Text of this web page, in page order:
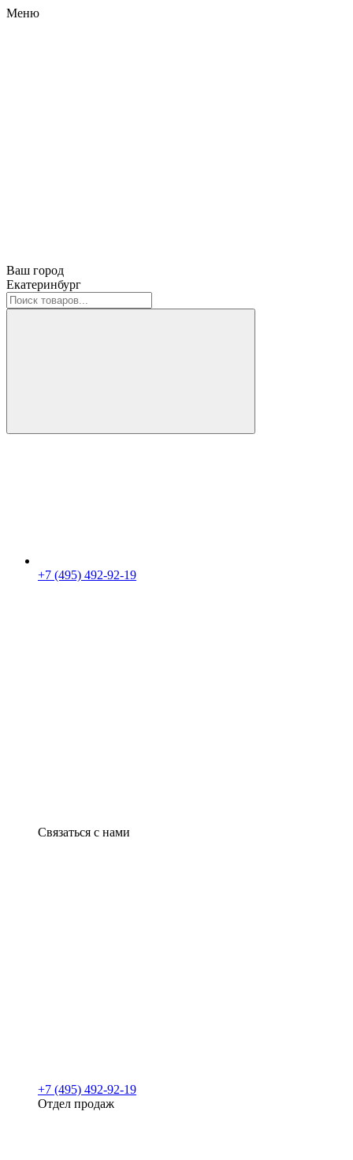
Меню
Ваш город
Екатеринбург
+7 (495) 492-92-19
Связаться с нами
+7 (495) 492-92-19
Отдел продаж